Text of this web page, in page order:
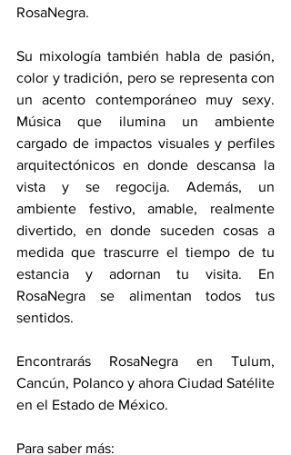
RosaNegra.
Su mixología también habla de pasión,
color y tradición, pero se representa con
un acento contemporáneo muy sexy.
Música que ilumina un ambiente
cargado de impactos visuales y perfiles
arquitectónicos en donde descansa la
vista y se regocija. Además, un
ambiente festivo, amable, realmente
divertido, en donde suceden cosas a
medida que trascurre el tiempo de tu
estancia y adornan tu visita. En
RosaNegra se alimentan todos tus
sentidos.
Encontrarás RosaNegra en Tulum,
Cancún, Polanco y ahora Ciudad Satélite
en el Estado de México.
Para saber más: